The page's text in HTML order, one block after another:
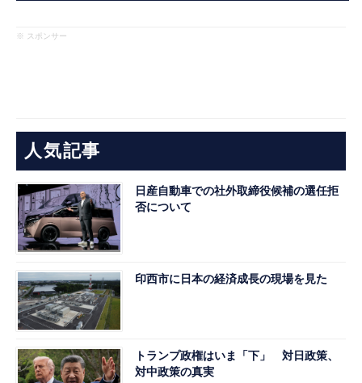
※ スポンサー
人気記事
日産自動車での社外取締役候補の選任拒
否について
印西市に日本の経済成長の現場を見た
トランプ政権はいま「下」 対日政策、
対中政策の真実